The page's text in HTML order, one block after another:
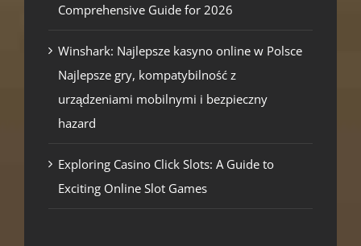
Comprehensive Guide for 2026
Winshark: Najlepsze kasyno online w Polsce
Najlepsze gry, kompatybilność z
urządzeniami mobilnymi i bezpieczny
hazard
Exploring Casino Click Slots: A Guide to
Exciting Online Slot Games